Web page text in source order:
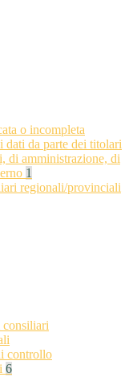
o incompleta
dati da parte dei titolari
di amministrazione, di
1
regionali/provinciali
controllo
6